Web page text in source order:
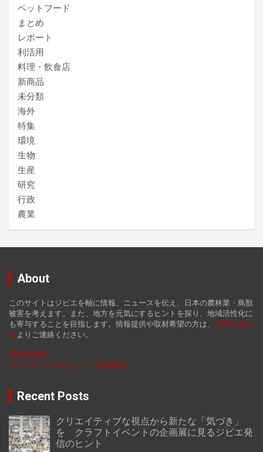
ペットフード
まとめ
レポート
利活用
料理・飲食店
新商品
未分類
海外
特集
環境
生物
生産
研究
行政
農業
About
このサイトはジビエを軸に情報、ニュースを伝え、日本の農林業・鳥獣
被害を考えます。また、地方を元気にするヒントを探り、地域活性化に
も寄与することを目指します。情報提供や取材希望の方は、 お問い合わ
せよりご連絡ください。
運営者情報
プライバシーポリシー ／ 免責事項
Recent Posts
クリエイティブな視点から新たな「気づき」
を クラフトイベントの企画展に見るジビエ発
信のヒント